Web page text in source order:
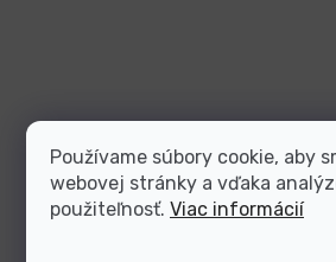
Používame súbory cookie, aby
webovej stránky a vďaka
použiteľnosť. Viac informácií